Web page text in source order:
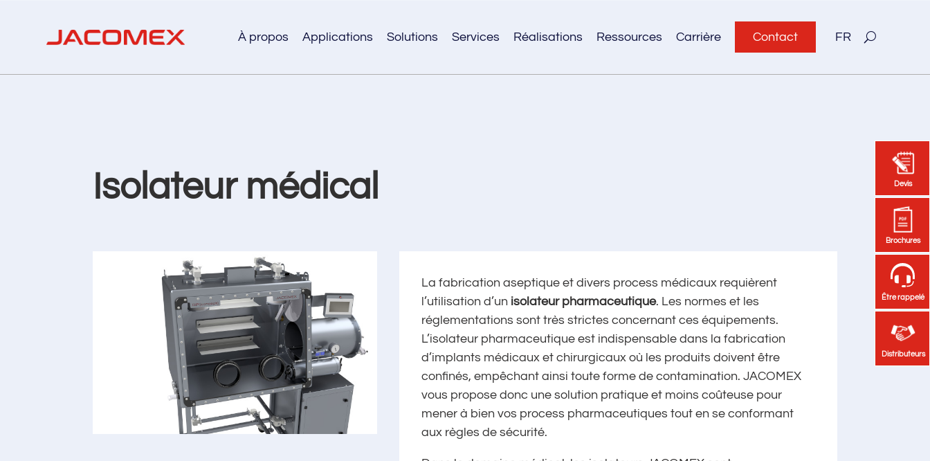
Devis
Brochures
Être rappelé
Distributeurs
Devis
Brochures
Être rappelé
Distributeurs
À propos Applications Solutions Services Réalisations Ressources Carrière Contact FR
Isolateur médical
La fabrication aseptique et divers process médicaux requièrent
l’utilisation d’un isolateur pharmaceutique. Les normes et les
réglementations sont très strictes concernant ces équipements.
L’isolateur pharmaceutique est indispensable dans la fabrication
d’implants médicaux et chirurgicaux où les produits doivent être
confinés, empêchant ainsi toute forme de contamination. JACOMEX
vous propose donc une solution pratique et moins coûteuse pour
mener à bien vos process pharmaceutiques tout en se conformant
aux règles de sécurité.